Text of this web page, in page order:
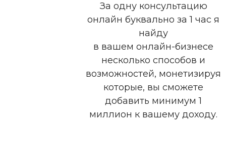
За одну консультацию
онлайн буквально за 1 час я
найду
в вашем онлайн-бизнесе
несколько способов и
возможностей, монетизируя
которые, вы сможете
добавить минимум 1
миллион к вашему доходу.